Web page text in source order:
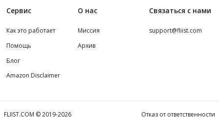
Сервис
Как это работает
Помощь
Блог
Amazon Disclaimer
О нас
Миссия
Архив
Связаться с нами
support@fliist.com
FLIIST.COM © 2019-2026 Отказ от ответственности